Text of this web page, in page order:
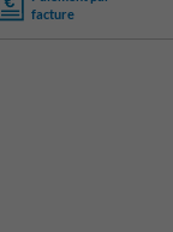
facture